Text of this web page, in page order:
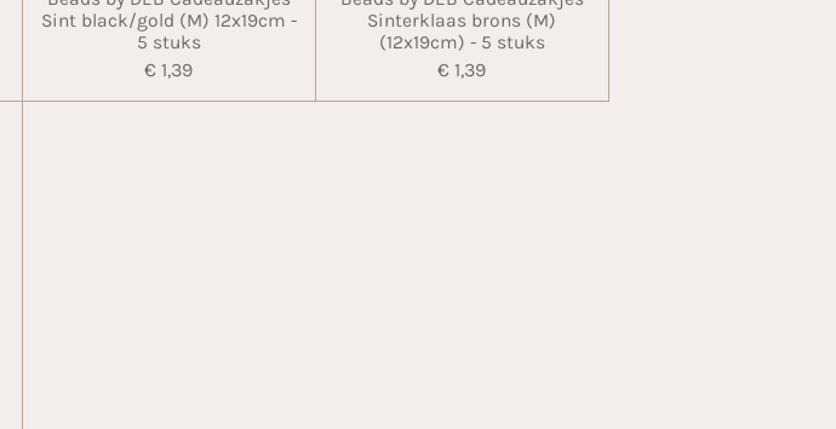
Sint black/gold (M) 12x19cm -
5 stuks
€ 1,39
Sinterklaas brons (M)
(12x19cm) - 5 stuks
€ 1,39